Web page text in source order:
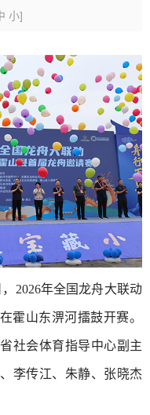
小]
2026年全国龙舟大联动
霍山东淠河擂鼓开赛。
社会体育指导中心副主
李传江、朱静、张晓杰